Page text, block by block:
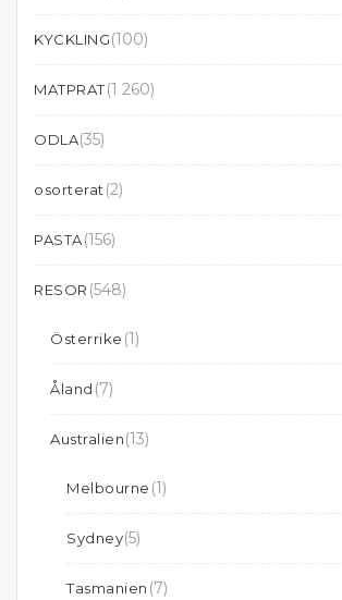
KYCKLING(100)
MATPRAT(1 260)
ODLA(35)
osorterat (2)
PASTA(156)
RESOR (548)
Österrike (1)
Åland (7)
Australien(13)
Melbourne (1)
Sydney(5)
Tasmanien (7)